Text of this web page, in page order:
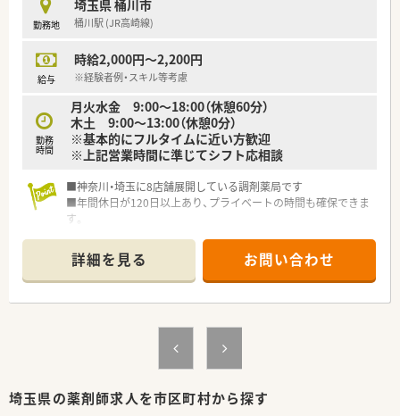
作りを心がけています。
■従業員のライフプランを尊重し、週休2.5日など柔軟な働き方
【やりがい/おすすめポイント】
き方を選べる点が魅力です。
■整形外科がメインのため、心身ともに負担が少なく、ゆとりを
持って業務に取り組めます。
■年間休日120日以上に加え夏季・年末年始休暇もあり、しっか
勤務地
埼玉県 桶川市
桶川駅 (JR高崎線)
給与
時給2,000円～2,200円
※経験者例・スキル等考慮
勤務
時間
月火水金 9:00～18:00（休憩60分）
木土 9:00～13:00（休憩0分）
※基本的にフルタイムに近い方歓迎
※上記営業時間に準じてシフト応相談
■神奈川・埼玉に8店舗展開している調剤薬局です
■年間休日が120日以上あり、プライベートの時間も確保できま
す。
詳細を見る お問い合わせ
埼玉県の薬剤師求人を市区町村から探す